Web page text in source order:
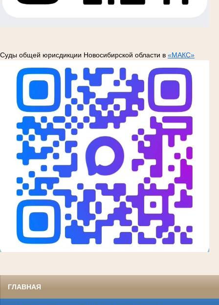
Суды общей юрисдикции Новосибирской области в «МАКС»
ГЛАВНАЯ